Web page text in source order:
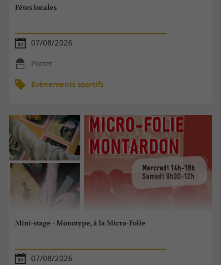
Fêtes locales
07/08/2026
Portet
Evènements sportifs
Mini-stage - Monotype, à la Micro-Folie
07/08/2026